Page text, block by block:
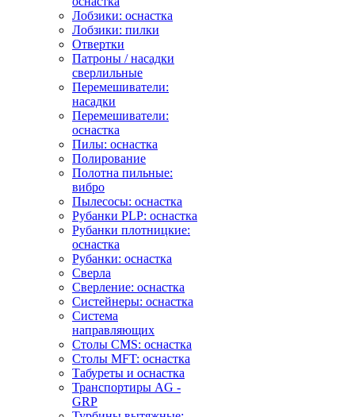
Лобзики: оснастка
Лобзики: пилки
Отвертки
Патроны / насадки
сверлильные
Перемешиватели:
насадки
Перемешиватели:
оснастка
Пилы: оснастка
Полирование
Полотна пильные:
вибро
Пылесосы: оснастка
Рубанки PLP: оснастка
Рубанки плотницкие:
оснастка
Рубанки: оснастка
Сверла
Сверление: оснастка
Систейнеры: оснастка
Система
направляющих
Столы CMS: оснастка
Столы MFT: оснастка
Табуреты и оснастка
Транспортиры AG -
GRP